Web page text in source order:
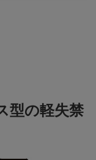
型の軽失禁